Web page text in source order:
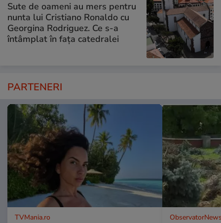
Sute de oameni au mers pentru
nunta lui Cristiano Ronaldo cu
Georgina Rodriguez. Ce s-a
întâmplat în fața catedralei
PARTENERI
TVMania.ro